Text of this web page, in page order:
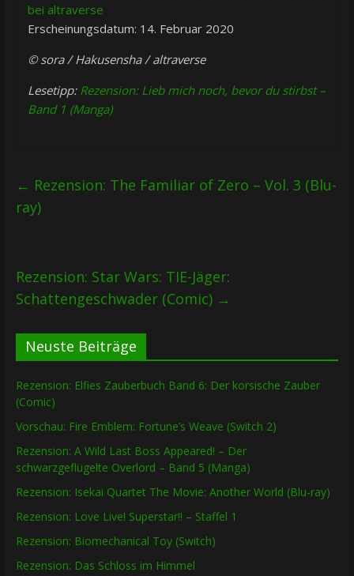
bei altraverse
Erscheinungsdatum: 14. Februar 2020
© sora / Hakusensha / altraverse
Lesetipp: Rezension: Lieb mich noch, bevor du stirbst –
Band 1 (Manga)
← Rezension: The Familiar of Zero – Vol. 3 (Blu-
ray)
Rezension: Star Wars: TIE-Jäger:
Schattengeschwader (Comic) →
Neuste Beiträge
Rezension: Elfies Zauberbuch Band 6: Der korsische Zauber
(Comic)
Vorschau: Fire Emblem: Fortune’s Weave (Switch 2)
Rezension: A Wild Last Boss Appeared! – Der
schwarzgeflügelte Overlord – Band 5 (Manga)
Rezension: Isekai Quartet The Movie: Another World (Blu-ray)
Rezension: Love Live! Superstar!! – Staffel 1
Rezension: Biomechanical Toy (Switch)
Rezension: Das Schloss im Himmel